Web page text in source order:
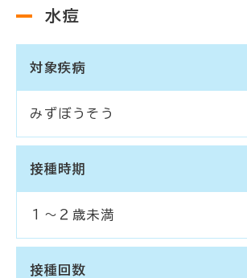
水痘
対象疾病
みずぼうそう
接種時期
１～２歳未満
接種回数